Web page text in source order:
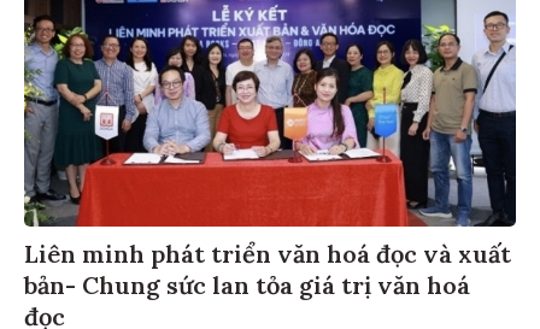
Liên minh phát triển văn hoá đọc và xuất
bản- Chung sức lan tỏa giá trị văn hoá
đọc